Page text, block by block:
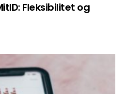
Fleksibilitet og